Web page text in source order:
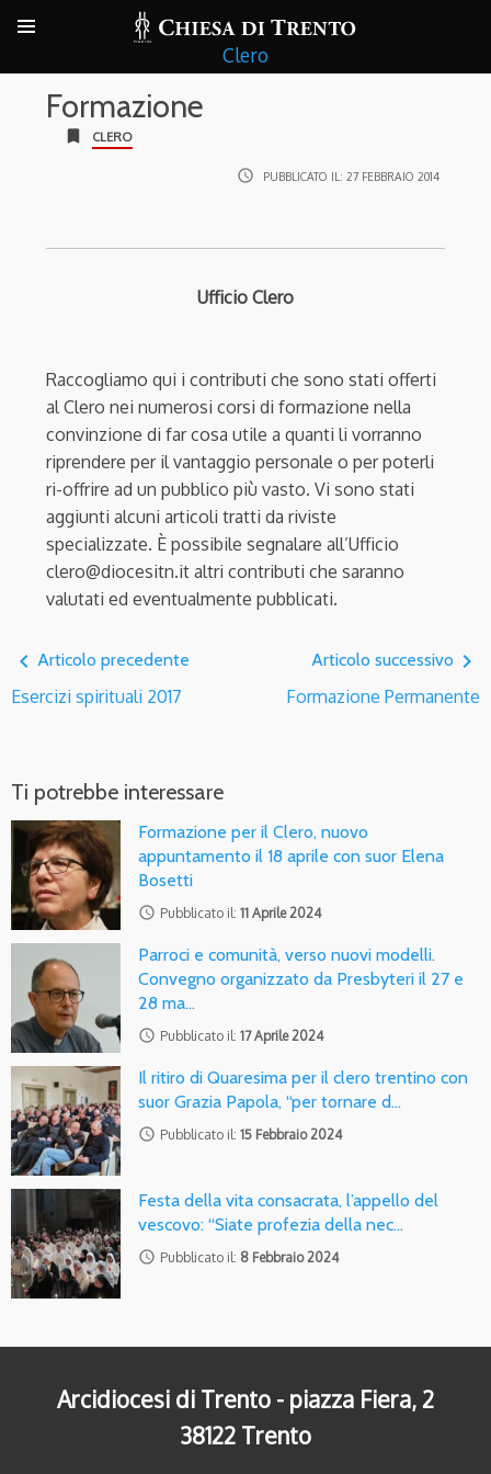
Clero
Formazione
bookmark CLERO
access_time PUBBLICATO IL: 27 FEBBRAIO 2014
Ufficio Clero
Raccogliamo qui i contributi che sono stati offerti
al Clero nei numerosi corsi di formazione nella
convinzione di far cosa utile a quanti li vorranno
riprendere per il vantaggio personale o per poterli
ri-offrire ad un pubblico più vasto. Vi sono stati
aggiunti alcuni articoli tratti da riviste
specializzate. È possibile segnalare all’Ufficio
clero@diocesitn.it altri contributi che saranno
valutati ed eventualmente pubblicati.
navigate_before Articolo precedente
Esercizi spirituali 2017
Articolo successivo navigate_next
Formazione Permanente
Ti potrebbe interessare
Formazione per il Clero, nuovo
appuntamento il 18 aprile con suor Elena
Bosetti
access_time Pubblicato il: 11 Aprile 2024
Parroci e comunità, verso nuovi modelli.
Convegno organizzato da Presbyteri il 27 e
28 ma…
access_time Pubblicato il: 17 Aprile 2024
Il ritiro di Quaresima per il clero trentino con
suor Grazia Papola, “per tornare d…
access_time Pubblicato il: 15 Febbraio 2024
Festa della vita consacrata, l’appello del
vescovo: “Siate profezia della nec…
access_time Pubblicato il: 8 Febbraio 2024
Arcidiocesi di Trento - piazza Fiera, 2
38122 Trento